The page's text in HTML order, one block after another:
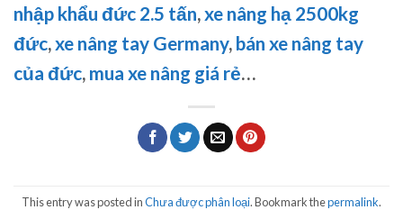
nhập khẩu đức 2.5 tấn,xe nâng hạ 2500kg
đức,xe nâng tay Germany, bán xe nâng tay
của đức, mua xe nâng giá rẻ…
This entry was posted inChưa được phân loại. Bookmark thepermalink.